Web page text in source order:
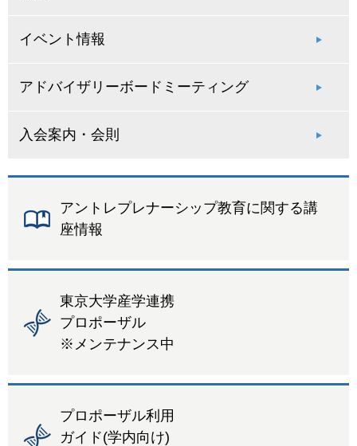
イベント情報
アドバイザリーボードミーティング
入会案内・会則
アントレプレナーシップ教育に関する講
座情報
東京大学産学連携
プロポーザル
※メンテナンス中
プロポーザル利用
ガイド(学内向け)